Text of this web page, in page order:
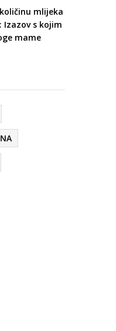
mlijeka
s kojim
mame